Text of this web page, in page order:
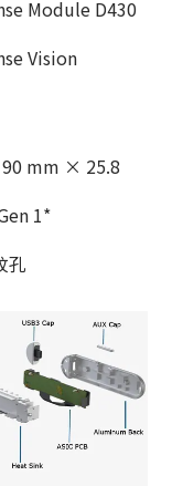
Module D430
Vision
mm × 25.8
1*
孔